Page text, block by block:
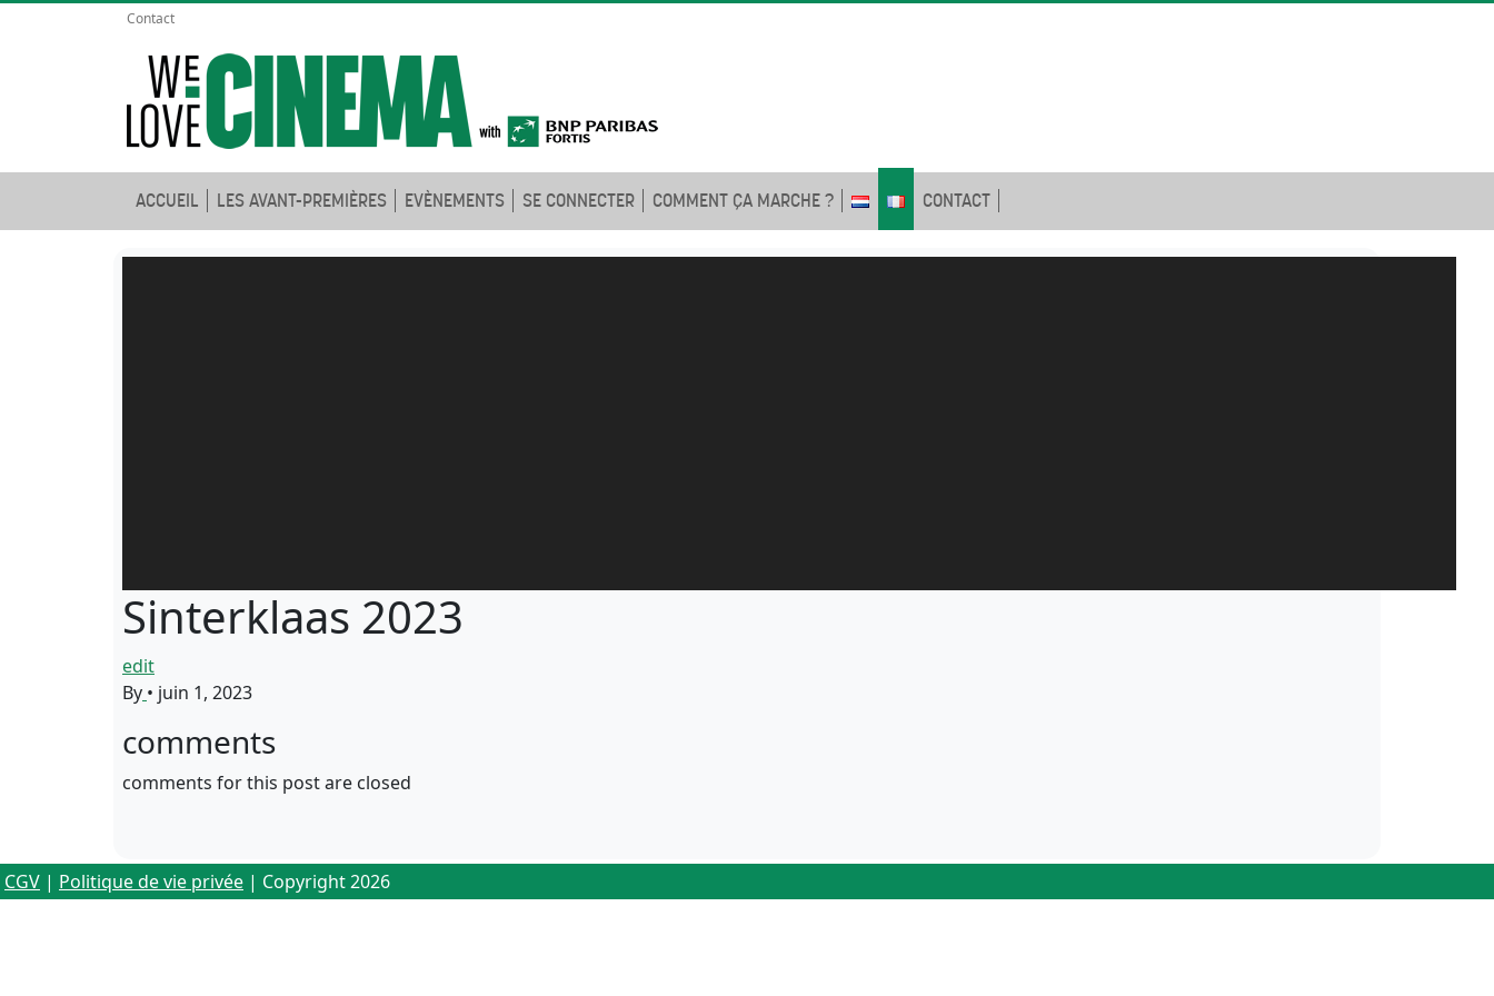
Contact
ACCUEIL LES AVANT-PREMIÈRES EVÈNEMENTS SE CONNECTER COMMENT ÇA MARCHE ? CONTACT
Sinterklaas 2023
edit
By • juin 1, 2023
comments
comments for this post are closed
CGV | Politique de vie privée | Copyright 2026